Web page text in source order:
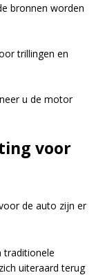
bronnen worden
trillingen en
u de motor
voor
de auto zijn er
traditionele
uiteraard terug